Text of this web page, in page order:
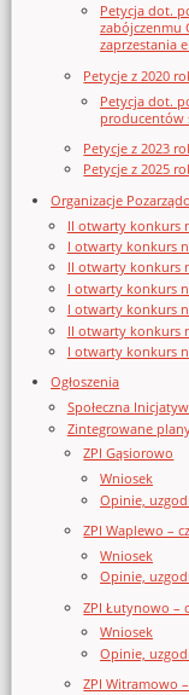
Petycja dot.
zabójczenmu
zaprzestania
Petycje z 2020
Petycja dot.
producentów
Petycje z 2023
Petycje z 2025
Organizacje
II otwarty konkurs
I otwarty konkurs
II otwarty konkurs
I otwarty konkurs
I otwarty konkurs
II otwarty konkurs
I otwarty konkurs
Ogłoszenia
Społeczna
Zintegrowane
ZPI Gąsiorowo
Wniosek
Opinie,
ZPI Waplewo –
Wniosek
Opinie,
ZPI Łutynowo –
Wniosek
Opinie,
ZPI Witramowo –